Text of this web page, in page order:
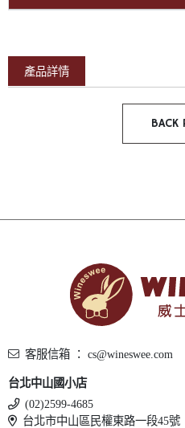
產品詳情
BACK
客服信箱 ： cs@wineswee.com
台北中山國小店
(02)2599-4685
台北市中山區民權東路一段45號